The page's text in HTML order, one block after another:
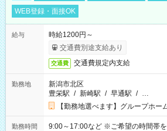
WEB登録・面接OK
給与
時給1200円～
交通費別途支給あり
交通費 交通費規定内支給
勤務地
新潟市北区
豊栄駅 / 新崎駅 / 早通駅 / …
【勤務地選べます】グループホー
勤務時間
9:00～17:00など ※ご希望の時間帯をご相談ください。 ※日勤、